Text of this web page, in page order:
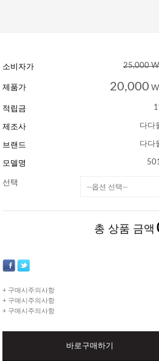
소비자가 25,000
제품가 20,000
적립금
제조사 다다
브랜드 다다
모델명
선택
총 상품 금액
+ 구매시주의사항
+ 구매시주의사항
+ 구매시주의사항
바로구매하기